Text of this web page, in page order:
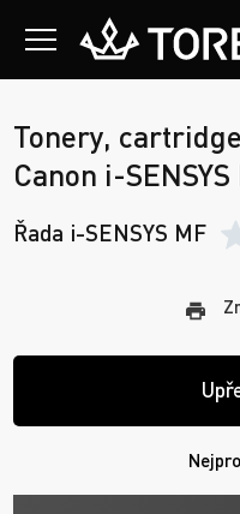
Tonery,
Canon i-SENSYS
Řada i-SENSYS MF